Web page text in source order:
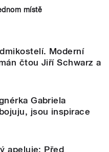
místě
Moderní
čtou Jiří Schwarz a
Gabriela
jsou inspirace
apeluje: Před